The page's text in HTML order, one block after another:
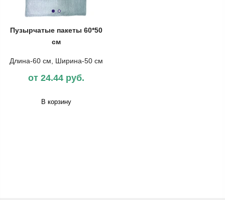
Пузырчатые пакеты 60*50
см
Длина-60 см, Ширина-50 см
от 24.44 руб.
В корзину